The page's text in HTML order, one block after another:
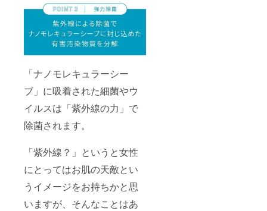
「ナノモレキュラーシー
ブ」に吸着された細菌やウ
イルスは「紫外線の力」で
除菌されます。
「紫外線？」というと女性
にとってはお肌の天敵とい
うイメージをお持ちかと思
いますが、そんなことはあ